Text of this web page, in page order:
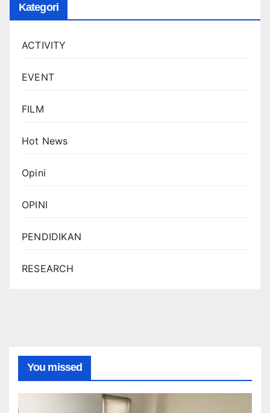
Kategori
ACTIVITY
EVENT
FILM
Hot News
Opini
OPINI
PENDIDIKAN
RESEARCH
You missed